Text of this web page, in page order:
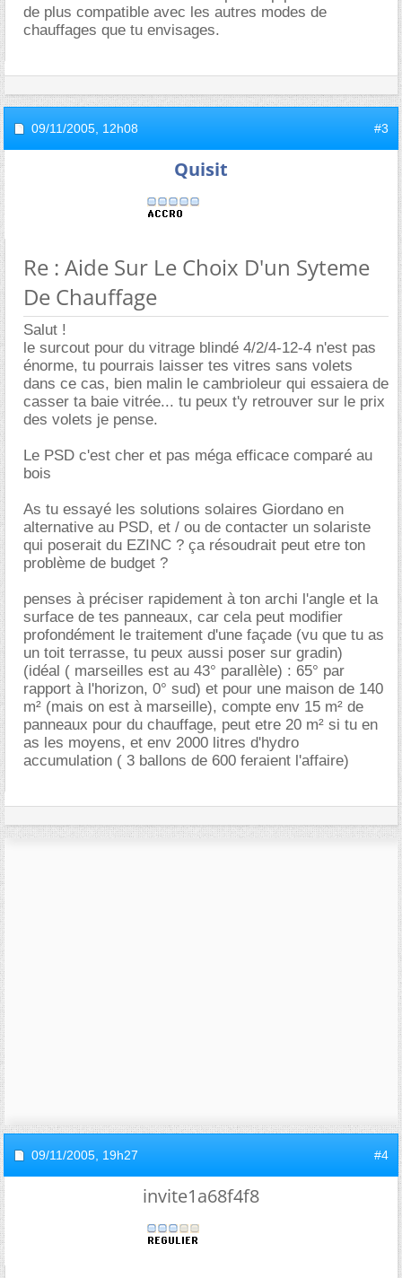
de plus compatible avec les autres modes de
chauffages que tu envisages.
09/11/2005, 12h08 #3
Quisit
Re : Aide Sur Le Choix D'un Syteme
De Chauffage
Salut !
le surcout pour du vitrage blindé 4/2/4-12-4 n'est pas
énorme, tu pourrais laisser tes vitres sans volets
dans ce cas, bien malin le cambrioleur qui essaiera de
casser ta baie vitrée... tu peux t'y retrouver sur le prix
des volets je pense.
Le PSD c'est cher et pas méga efficace comparé au
bois
As tu essayé les solutions solaires Giordano en
alternative au PSD, et / ou de contacter un solariste
qui poserait du EZINC ? ça résoudrait peut etre ton
problème de budget ?
penses à préciser rapidement à ton archi l'angle et la
surface de tes panneaux, car cela peut modifier
profondément le traitement d'une façade (vu que tu as
un toit terrasse, tu peux aussi poser sur gradin)
(idéal ( marseilles est au 43° parallèle) : 65° par
rapport à l'horizon, 0° sud) et pour une maison de 140
m² (mais on est à marseille), compte env 15 m² de
panneaux pour du chauffage, peut etre 20 m² si tu en
as les moyens, et env 2000 litres d'hydro
accumulation ( 3 ballons de 600 feraient l'affaire)
09/11/2005, 19h27 #4
invite1a68f4f8